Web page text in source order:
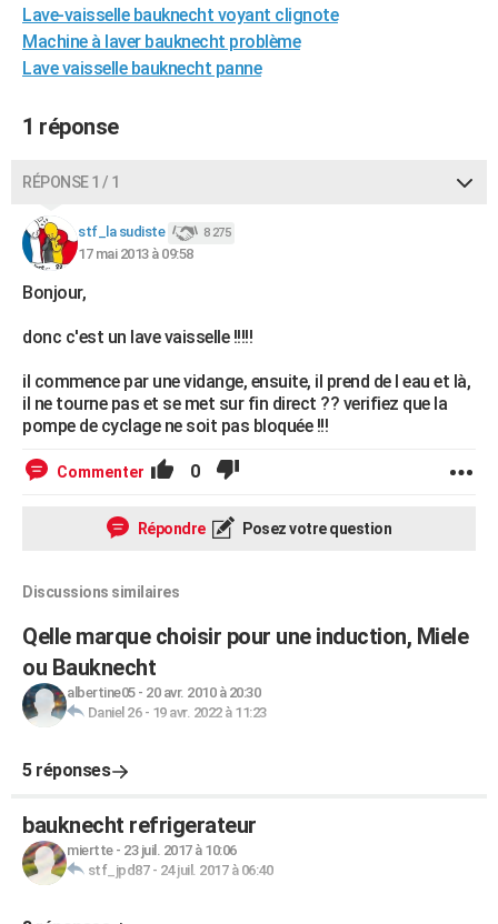
Alimentation
Guide de la santé
Maladies
Médicaments
Sommeil
Destinations
City break
Voyage nature
Voyage de noces
Forum
Climat
PHOTO
GUIDES D'ACHAT
Carte de Noël
Carte Bonne année
Carte Saint-Valentin
Carte Pâques
Carte d'anniversaire
DICTIONNAIRE
Dictionnaire
Biographies
Citations
Expressions
Proverbes
PROGRAMME TV
COPAINS D'AVANT
S'inscrire
Se connecter
Lycées
Collèges
Primaires
Universités
Entreprises
Service militaire
Avis de recherche
AVIS DE DÉCÈS
FORUM
Bricolage
Lifestyle
Culture
Sport
Auto
Television
Voyage
Cinema
Lave-vaisselle bauknecht voyant clignote
Machine à laver bauknecht problème
Lave vaisselle bauknecht panne
1 réponse
RÉPONSE 1 / 1
stf_la sudiste 8 275
17 mai 2013 à 09:58
Bonjour,
donc c'est un lave vaisselle !!!!!
il commence par une vidange, ensuite, il prend de l eau et là,
il ne tourne pas et se met sur fin direct ?? verifiez que la
pompe de cyclage ne soit pas bloquée !!!
Commenter 0
Répondre Posez votre question
Discussions similaires
Qelle marque choisir pour une induction, Miele
ou Bauknecht
albertine05- 20 avr. 2010 à 20:30
Daniel 26- 19 avr. 2022 à 11:23
5 réponses
bauknecht refrigerateur
miertte- 23 juil. 2017 à 10:06
stf_jpd87- 24 juil. 2017 à 06:40